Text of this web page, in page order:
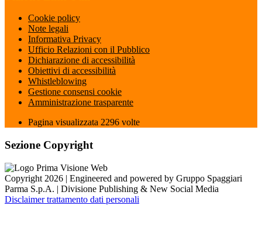
Cookie policy
Note legali
Informativa Privacy
Ufficio Relazioni con il Pubblico
Dichiarazione di accessibilità
Obiettivi di accessibilità
Whistleblowing
Gestione consensi cookie
Amministrazione trasparente
Pagina visualizzata 2296 volte
Sezione Copyright
Copyright 2026 | Engineered and powered by Gruppo Spaggiari
Parma S.p.A. | Divisione Publishing & New Social Media
Disclaimer trattamento dati personali